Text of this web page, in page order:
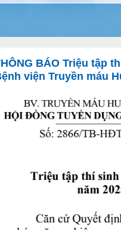
BÁO Triệu tập
viện Truyền máu